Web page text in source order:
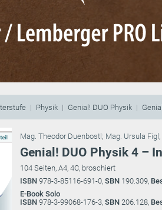
Physik Genial! DUO Physik
Mag. Theodor Duenbostl ; Mag. Ursula Figl ;
Genial! DUO Physik 4 –
104 Seiten, A4, 4C, broschiert
ISBN 978-3-85116-691-0, SBN 190.309,
E-Book Solo
ISBN 978-3-99068-176-3, SBN 206.128,